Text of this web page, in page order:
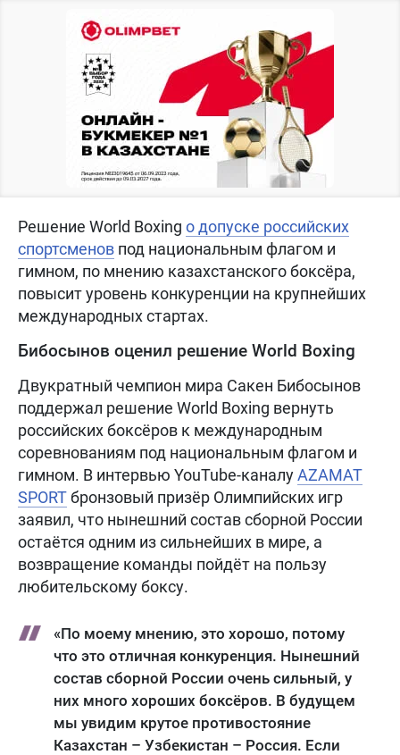
Решение World Boxing о допуске российских
спортсменов под национальным флагом и
гимном, по мнению казахстанского боксёра,
повысит уровень конкуренции на крупнейших
международных стартах.
Бибосынов оценил решение World Boxing
Двукратный чемпион мира Сакен Бибосынов
поддержал решение World Boxing вернуть
российских боксёров к международным
соревнованиям под национальным флагом и
гимном. В интервью YouTube-каналуAZAMAT
SPORTбронзовый призёр Олимпийских игр
заявил, что нынешний состав сборной России
остаётся одним из сильнейших в мире, а
возвращение команды пойдёт на пользу
любительскому боксу.
«По моему мнению, это хорошо, потому
что это отличная конкуренция. Нынешний
состав сборной России очень сильный, у
них много хороших боксёров. В будущем
мы увидим крутое противостояние
Казахстан – Узбекистан – Россия. Если